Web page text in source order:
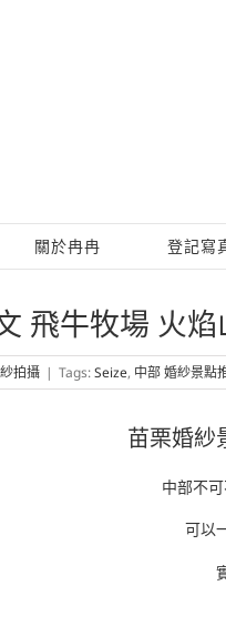
關於冉冉 登記寫
飛牛牧場 火
拍攝 | Tags:Seize, 中部 婚紗景點
苗栗婚紗
中部不
可以